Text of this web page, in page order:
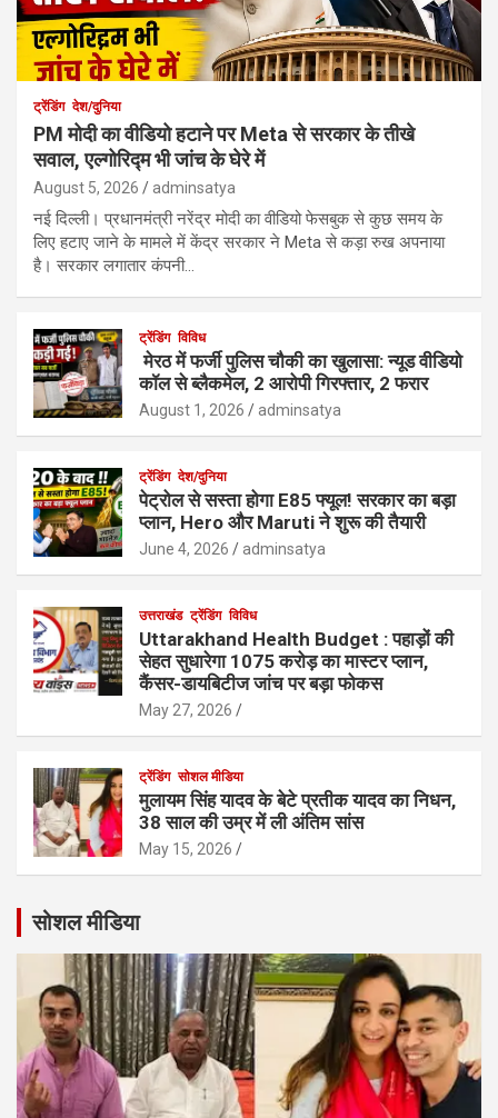
ट्रेंडिंग देश/दुनिया
PM मोदी का वीडियो हटाने पर Meta से सरकार के तीखे
सवाल, एल्गोरिद्म भी जांच के घेरे में
August 5, 2026 adminsatya
नई दिल्ली। प्रधानमंत्री नरेंद्र मोदी का वीडियो फेसबुक से कुछ समय के
लिए हटाए जाने के मामले में केंद्र सरकार ने Meta से कड़ा रुख अपनाया
है। सरकार लगातार कंपनी…
ट्रेंडिंग विविध
मेरठ में फर्जी पुलिस चौकी का खुलासा: न्यूड वीडियो
कॉल से ब्लैकमेल, 2 आरोपी गिरफ्तार, 2 फरार
August 1, 2026 adminsatya
ट्रेंडिंग देश/दुनिया
पेट्रोल से सस्ता होगा E85 फ्यूल! सरकार का बड़ा
प्लान, Hero और Maruti ने शुरू की तैयारी
June 4, 2026 adminsatya
उत्तराखंड ट्रेंडिंग विविध
Uttarakhand Health Budget : पहाड़ों की
सेहत सुधारेगा 1075 करोड़ का मास्टर प्लान,
कैंसर-डायबिटीज जांच पर बड़ा फोकस
May 27, 2026
ट्रेंडिंग सोशल मीडिया
मुलायम सिंह यादव के बेटे प्रतीक यादव का निधन,
38 साल की उम्र में ली अंतिम सांस
May 15, 2026
सोशल मीडिया